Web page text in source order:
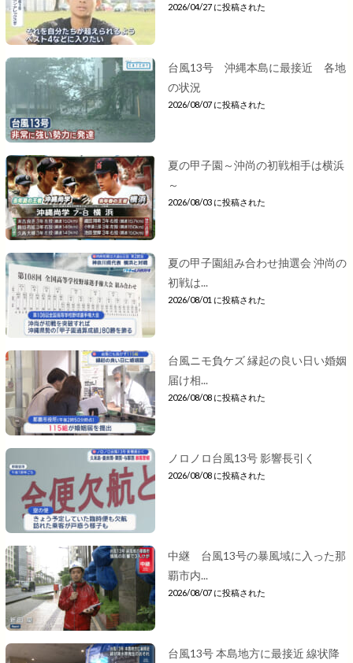
2026/04/27 に投稿された
台風13号 沖縄本島に最接近 各地
の状況
2026/08/07 に投稿された
夏の甲子園～沖尚の初戦相手は横浜
～
2026/08/03 に投稿された
夏の甲子園組み合わせ抽選会 沖尚の
初戦は...
2026/08/01 に投稿された
台風ニモ負ケズ 縁起の良い日い婚姻
届け相...
2026/08/08 に投稿された
ノロノロ台風13号 影響長引く
2026/08/08 に投稿された
中継 台風13号の暴風域に入った那
覇市内...
2026/08/07 に投稿された
台風13号 本島地方に最接近 線状降